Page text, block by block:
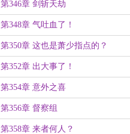
第346章 剑斩天劫
第348章 气吐血了！
第350章 这也是萧少指点的？
第352章 出大事了！
第354章 意外之喜
第356章 督察组
第358章 来者何人？